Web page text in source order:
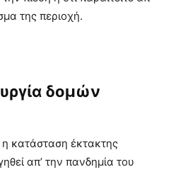
της περιοχή.
δομών
η κατάσταση έκτακτης
απ’ την πανδημία του